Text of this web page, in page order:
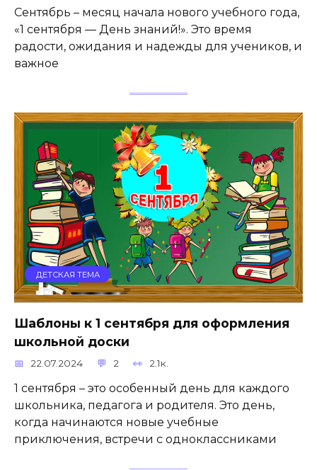
Сентябрь – месяц начала нового учебного года,
«1 сентября — День знаний!». Это время
радости, ожидания и надежды для учеников, и
важное
ДЕТСКАЯ ТЕМА
Шаблоны к 1 сентября для оформления
школьной доски
22.07.2024 2 2.1к.
1 сентября – это особенный день для каждого
школьника, педагога и родителя. Это день,
когда начинаются новые учебные
приключения, встречи с одноклассниками